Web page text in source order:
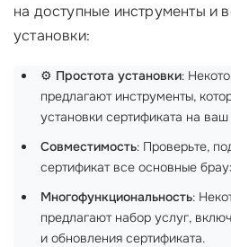
на доступные инструменты и
установки:
⚙️ Простота установки:
предлагают инструменты,
установки сертификата на
Совместимость: Проверьте,
сертификат все основные
Многофункциональность:
предлагают набор услуг,
и обновления сертификата.